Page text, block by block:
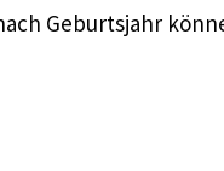
Geburtsjahr